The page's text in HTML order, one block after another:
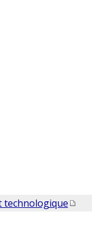
technologique